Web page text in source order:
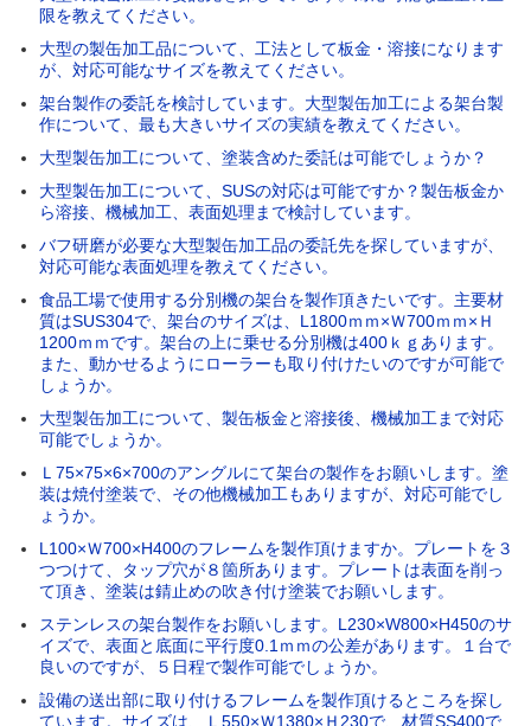
限を教えてください。
大型の製缶加工品について、工法として板金・溶接になります
が、対応可能なサイズを教えてください。
架台製作の委託を検討しています。大型製缶加工による架台製
作について、最も大きいサイズの実績を教えてください。
大型製缶加工について、塗装含めた委託は可能でしょうか？
大型製缶加工について、SUSの対応は可能ですか？製缶板金か
ら溶接、機械加工、表面処理まで検討しています。
バフ研磨が必要な大型製缶加工品の委託先を探していますが、
対応可能な表面処理を教えてください。
食品工場で使用する分別機の架台を製作頂きたいです。主要材
質はSUS304で、架台のサイズは、L1800ｍｍ×Ｗ700ｍｍ×Ｈ
1200ｍｍです。架台の上に乗せる分別機は400ｋｇあります。
また、動かせるようにローラーも取り付けたいのですが可能で
しょうか。
大型製缶加工について、製缶板金と溶接後、機械加工まで対応
可能でしょうか。
Ｌ75×75×6×700のアングルにて架台の製作をお願いします。塗
装は焼付塗装で、その他機械加工もありますが、対応可能でし
ょうか。
L100×Ｗ700×H400のフレームを製作頂けますか。プレートを３
つつけて、タップ穴が８箇所あります。プレートは表面を削っ
て頂き、塗装は錆止めの吹き付け塗装でお願いします。
ステンレスの架台製作をお願いします。L230×W800×H450のサ
イズで、表面と底面に平行度0.1ｍｍの公差があります。１台で
良いのですが、５日程で製作可能でしょうか。
設備の送出部に取り付けるフレームを製作頂けるところを探し
ています。サイズは、Ｌ550×Ｗ1380×Ｈ230で、材質SS400で